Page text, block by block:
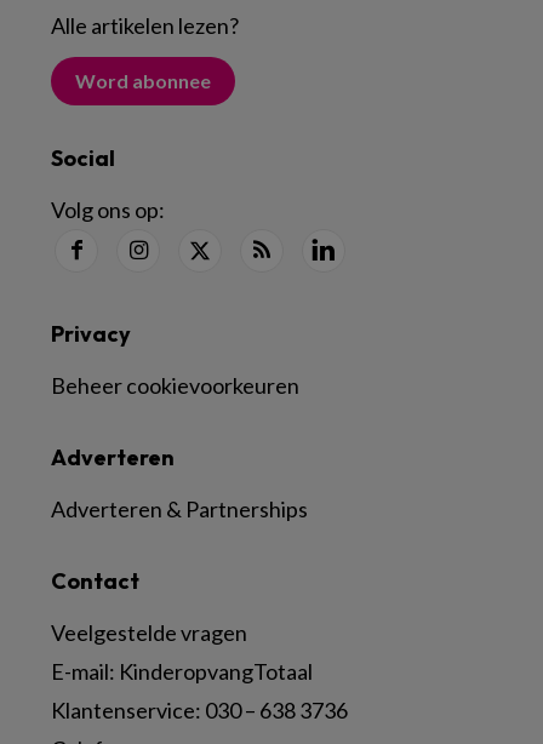
Alle artikelen lezen?
Word abonnee
Social
Volg ons op:
Contact
Veelgestelde vragen
E-mail: KinderopvangTotaal
Klantenservice: 030 – 638 3736
Adverteren
Adverteren & Partnerships
Privacy
Beheer cookievoorkeuren